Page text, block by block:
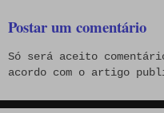
Postar um comentário
Só será aceito
acordo com o artigo